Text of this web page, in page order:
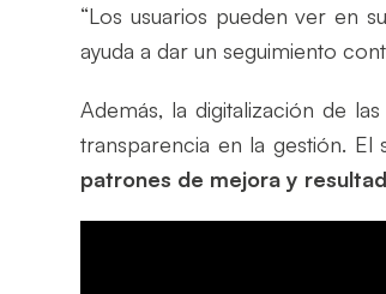
“Los usuarios pueden ver en
ayuda a dar un seguimiento
Además, la digitalización de
transparencia en la gestión. El
patrones de mejora y